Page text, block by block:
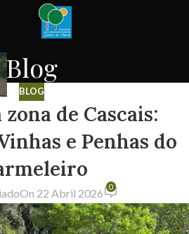
Blog
BLOG
zona de Cascais:
e Penhas do
On 22 Abril 2026 0